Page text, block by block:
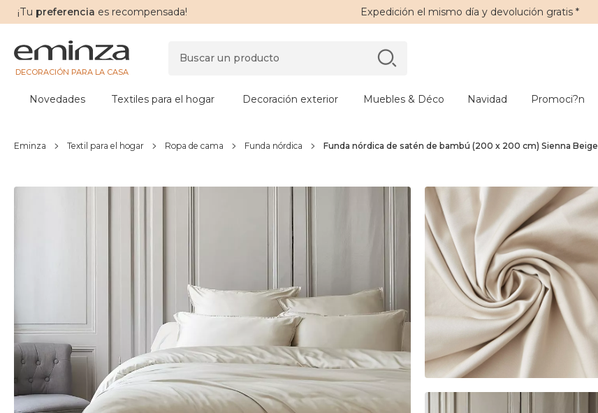
¡Tu preferencia es recompensada! Expedición el mismo día y devolución gratis*
DECORACIÓN PARA LA CASA
Novedades Textiles para el hogar Decoración exterior Muebles & Déco Navidad Promoci?n
Eminza Textil para el hogar Ropa de cama Funda nórdica Funda nórdica de satén de bambú (200 x 200 cm) Sienna Beige